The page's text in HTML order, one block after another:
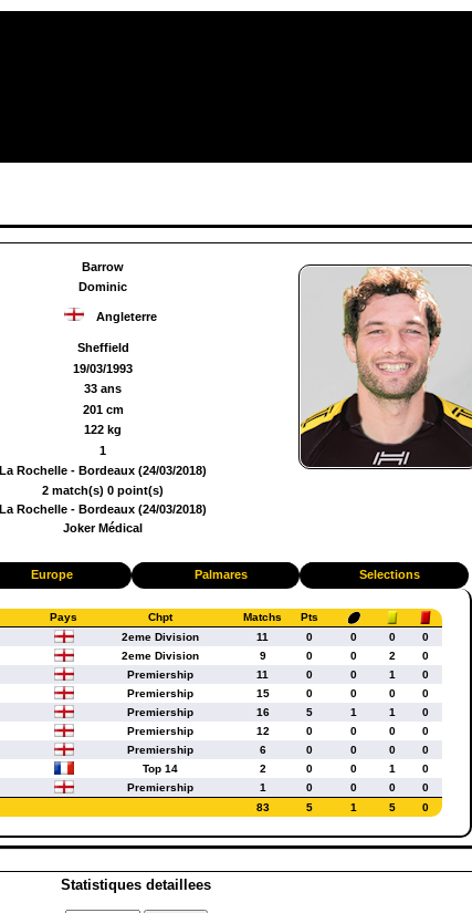
Barrow
Dominic
Angleterre
Sheffield
19/03/1993
33 ans
201 cm
122 kg
1
La Rochelle - Bordeaux (24/03/2018)
2 match(s) 0 point(s)
La Rochelle - Bordeaux (24/03/2018)
Joker Médical
Europe Palmares Selections
Pays Chpt Matchs
Pts
2eme Division 11 0 0 0
0
2eme Division 9 0 0 2
0
Premiership 11 0 0 1
0
Premiership 15 0 0 0
0
Premiership 16 5 1 1
0
Premiership 12 0 0 0
0
Premiership 6 0 0 0
0
Top 14 2 0 0 1
0
Premiership 1 0 0 0
0
83 5 1 5 0
Statistiques detaillees